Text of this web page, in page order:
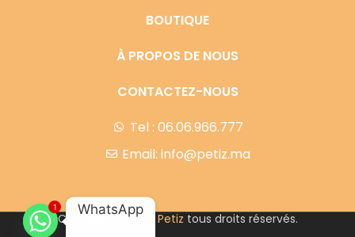
BOUTIQUE
À PROPOS DE NOUS
CONTACTEZ-NOUS
Tel : 06.06.966.777
Email: info@petiz.ma
Copyright © 2023 Petiz tous droits réservés.
1 WhatsApp